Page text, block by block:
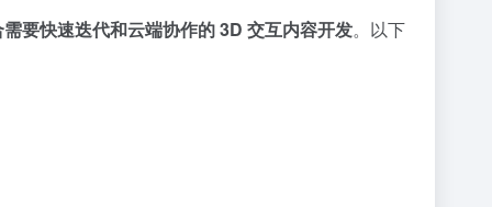
要快速迭代和云端协作的 3D 交互内容开发。以下